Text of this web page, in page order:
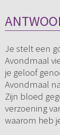
Je stelt een
Avondmaal
je geloof
Avondmaal
Zijn bloed
verzoening
waarom heb